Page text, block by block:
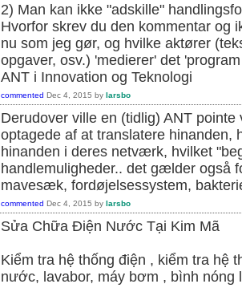
2) Man kan ikke "adskille"
Hvorfor skrev du den kommentar og
nu som jeg gør, og hvilke aktører
opgaver, osv.) 'medierer' det
ANT i Innovation og Teknologi
commented Dec 4, 2015 by larsbo
Derudover ville en (tidlig) ANT
optagede af at translatere hinanden,
hinanden i deres netværk, hvilket
handlemuligheder.. det gælder også
mavesæk, fordøjelsessystem,
commented Dec 4, 2015 by larsbo
Sửa Chữa Điện Nước Tại Kim Mã
Kiểm tra hệ thống điện , kiểm tra hệ
nước, lavabor, máy bơm , bình nóng